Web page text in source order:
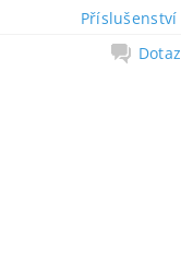
Příslušenství
Dotaz